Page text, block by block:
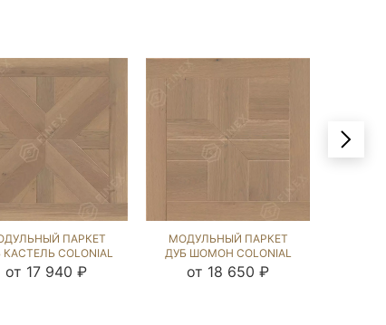
ПАРКЕТ
КАСТЕЛЬ COLONIAL
(BRUSHED) 122387
от 17 940 ₽
МОДУЛЬНЫЙ ПАРКЕТ
ДУБ ШОМОН COLONIAL
STYLE (BRUSHED) 123546
от 18 650 ₽